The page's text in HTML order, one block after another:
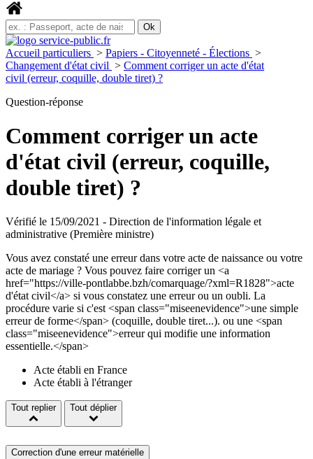
Accueil particuliers > Papiers - Citoyenneté - Élections >
Changement d'état civil > Comment corriger un acte d'état
civil (erreur, coquille, double tiret) ?
Question-réponse
Comment corriger un acte
d'état civil (erreur, coquille,
double tiret) ?
Vérifié le 15/09/2021 - Direction de l'information légale et
administrative (Première ministre)
Vous avez constaté une erreur dans votre acte de naissance ou votre
acte de mariage ? Vous pouvez faire corriger un <a
href="https://ville-pontlabbe.bzh/comarquage/?xml=R1828">acte
d'état civil</a> si vous constatez une erreur ou un oubli. La
procédure varie si c'est <span class="miseenevidence">une simple
erreur de forme</span> (coquille, double tiret...). ou une <span
class="miseenevidence">erreur qui modifie une information
essentielle.</span>
Acte établi en France
Acte établi à l'étranger
Tout replier Tout déplier
Correction d'une erreur matérielle